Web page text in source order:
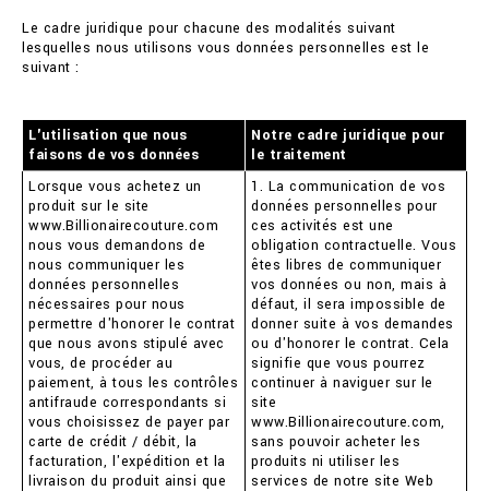
Le cadre juridique pour chacune des modalités suivant
lesquelles nous utilisons vous données personnelles est le
suivant :
L'utilisation que nous
faisons de vos données
Notre cadre juridique pour
le traitement
Lorsque vous achetez un
produit sur le site
www.Billionairecouture.com
nous vous demandons de
nous communiquer les
données personnelles
nécessaires pour nous
permettre d'honorer le contrat
que nous avons stipulé avec
vous, de procéder au
paiement, à tous les contrôles
antifraude correspondants si
vous choisissez de payer par
carte de crédit / débit, la
facturation, l'expédition et la
livraison du produit ainsi que
1. La communication de vos
données personnelles pour
ces activités est une
obligation contractuelle. Vous
êtes libres de communiquer
vos données ou non, mais à
défaut, il sera impossible de
donner suite à vos demandes
ou d'honorer le contrat. Cela
signifie que vous pourrez
continuer à naviguer sur le
site
www.Billionairecouture.com,
sans pouvoir acheter les
produits ni utiliser les
services de notre site Web